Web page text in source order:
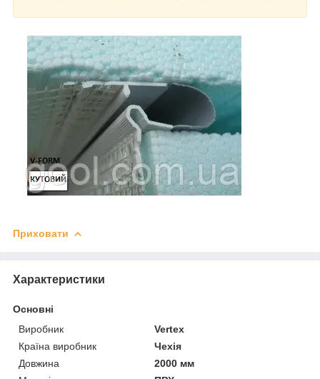
Приховати
Характеристики
Основні
Виробник
Vertex
Країна виробник
Чехія
Довжина
2000 мм